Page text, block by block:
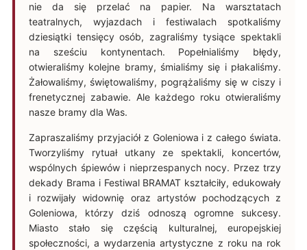
nie da się przelać na papier. Na warsztatach
teatralnych, wyjazdach i festiwalach spotkaliśmy
dziesiątki tensięcy osób, zagraliśmy tysiące spektakli
na sześciu kontynentach. Popełnialiśmy błędy,
otwieraliśmy kolejne bramy, śmialiśmy się i płakaliśmy.
Żałowaliśmy, świętowaliśmy, pogrążaliśmy się w ciszy i
frenetycznej zabawie. Ale każdego roku otwieraliśmy
nasze bramy dla Was.
Zapraszaliśmy przyjaciół z Goleniowa i z całego świata.
Tworzyliśmy rytuał utkany ze spektakli, koncertów,
wspólnych śpiewów i nieprzespanych nocy. Przez trzy
dekady Brama i Festiwal BRAMAT kształciły, edukowały
i rozwijały widownię oraz artystów pochodzących z
Goleniowa, którzy dziś odnoszą ogromne sukcesy.
Miasto stało się częścią kulturalnej, europejskiej
społeczności, a wydarzenia artystyczne z roku na rok